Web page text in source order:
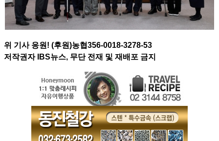
위 기사 응원! (후원)농협356-0018-3278-53
저작권자 IBS뉴스, 무단 전재 및 재배포 금지